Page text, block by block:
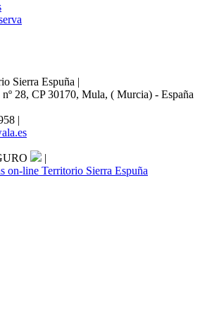
Sierra Espuña |
28, CP 30170, Mula, ( Murcia) - España
|
|
on-line Territorio Sierra Espuña